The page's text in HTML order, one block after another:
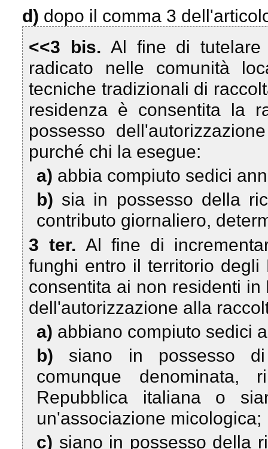
d) dopo il comma 3
<<3 bis.Al fine di
radicato nelle comunità
tecniche tradizionali di
residenza è consentita la
possesso
purché chi la esegue:
a) abbia compiuto sedici
b) sia in possesso della
contributo giornaliero,
3 ter. Al fine di
funghi entro il territorio
consentita ai non residenti
dell'autorizzazione alla
a) abbiano compiuto sedici
b) siano in possesso di
comunque
Repubblica italiana o
un'associazione micologica;
c) siano in possesso della